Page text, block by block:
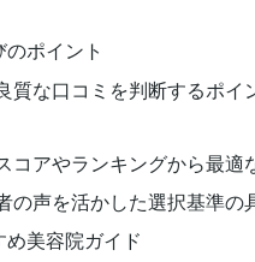
ポイント
質な口コミを判断するポイ
コアやランキングから最適
の声を活かした選択基準の
め美容院ガイド